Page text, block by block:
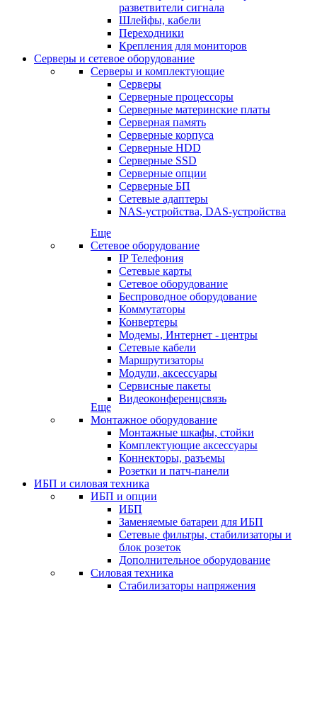
разветвители сигнала
Шлейфы, кабели
Переходники
Крепления для мониторов
Серверы и сетевое оборудование
Серверы и комплектующие
Серверы
Серверные процессоры
Серверные материнские платы
Серверная память
Серверные корпуса
Серверные HDD
Серверные SSD
Серверные опции
Серверные БП
Сетевые адаптеры
NAS-устройства, DAS-устройства
Еще
Сетевое оборудование
IP Телефония
Сетевые карты
Сетевое оборудование
Беспроводное оборудование
Коммутаторы
Конвертеры
Модемы, Интернет - центры
Сетевые кабели
Маршрутизаторы
Модули, аксессуары
Сервисные пакеты
Видеоконференцсвязь
Еще
Монтажное оборудование
Монтажные шкафы, стойки
Комплектующие аксессуары
Коннекторы, разъемы
Розетки и патч-панели
ИБП и силовая техника
ИБП и опции
ИБП
Заменяемые батареи для ИБП
Сетевые фильтры, стабилизаторы и
блок розеток
Дополнительное оборудование
Силовая техника
Стабилизаторы напряжения